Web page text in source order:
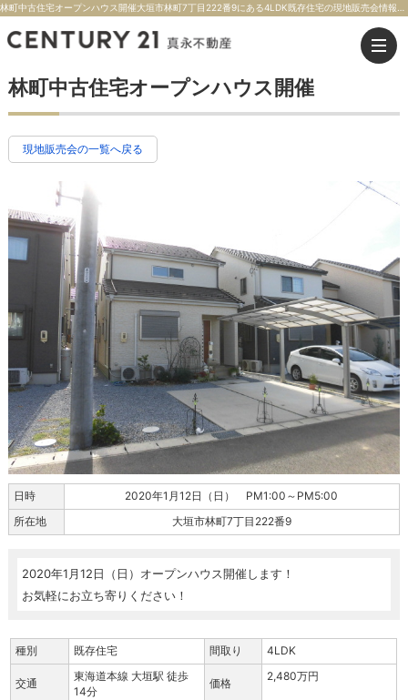
林町中古住宅オープンハウス開催
現地販売会の一覧へ戻る
日時
2020年1月12日（日） PM1:00～PM5:00
所在地
大垣市林町7丁目222番9
2020年1月12日（日）オープンハウス開催します！
お気軽にお立ち寄りください！
種別 既存住宅 間取り 4LDK
交通
東海道本線 大垣駅 徒歩
14分
価格
2,480万円